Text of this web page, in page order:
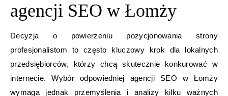
agencji SEO w Łomży
Decyzja o powierzeniu pozycjonowania strony
profesjonalistom to często kluczowy krok dla lokalnych
przedsiębiorców, którzy chcą skutecznie konkurować w
internecie. Wybór odpowiedniej agencji SEO w Łomży
wymaga jednak przemyślenia i analizy kilku ważnych